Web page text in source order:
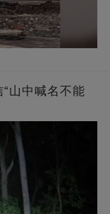
山中喊名不能